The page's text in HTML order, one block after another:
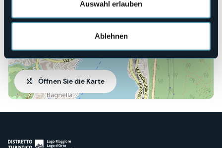
Auswahl erlauben
Ablehnen
Öffnen Sie die Karte